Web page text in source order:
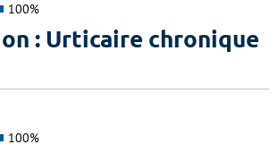
100%
: Urticaire chronique
100%